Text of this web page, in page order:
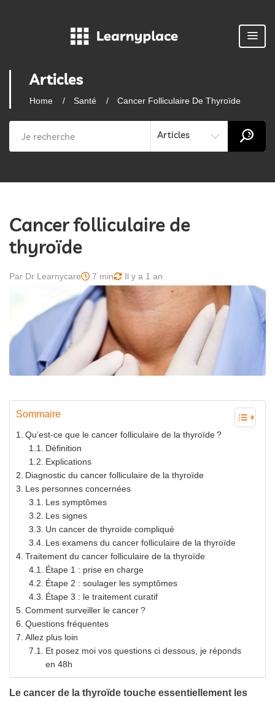
Articles
Home Santé Cancer Folliculaire De Thyroïde
Articles
Cancer folliculaire de
thyroïde
Par Dr Learnycare 7 min Il y a 1 an
Sommaire
Qu’est-ce que le cancer folliculaire de la thyroïde ?
Définition
Explications
Diagnostic du cancer folliculaire de la thyroïde
Les personnes concernées
Les symptômes
Les signes
Un cancer de thyroïde compliqué
Les examens du cancer folliculaire de la thyroïde
Traitement du cancer folliculaire de la thyroïde
Étape 1 : prise en charge
Étape 2 : soulager les symptômes
Étape 3 : le traitement curatif
Comment surveiller le cancer ?
Questions fréquentes
Allez plus loin
Et posez moi vos questions ci dessous, je réponds
en 48h
Le cancer de la thyroïde touche essentiellement les